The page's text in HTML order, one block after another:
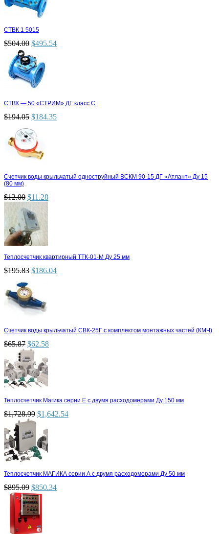
СТВК 1 5015
$504.00 $495.54
СТВХ — 50 «СТРИМ» ДГ класс С
$194.05 $184.35
Счетчик воды крыльчатый одноструйный ВСКМ 90-15 ДГ «Атлант» Ду 15
(80 мм)
$12.00 $11.28
Теплосчетчик квартирный ТТК-01-М Ду 25 мм
$195.83 $186.04
Счетчик воды крыльчатый СВК-25Г с комплектом монтажных частей (КМЧ)
$65.87 $62.58
Теплосчетчик Магика серии Е с двумя расходомерами Ду 150 мм
$1,728.99 $1,642.54
Теплосчетчик МАГИКА серии А с двумя расходомерами Ду 50 мм
$895.09 $850.34